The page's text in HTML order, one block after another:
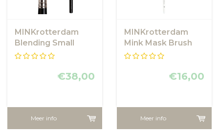
MINKrotterdam
Blending Small
Brush
€38,00
Meer info
MINKrotterdam
Mink Mask Brush
€16,00
Meer info